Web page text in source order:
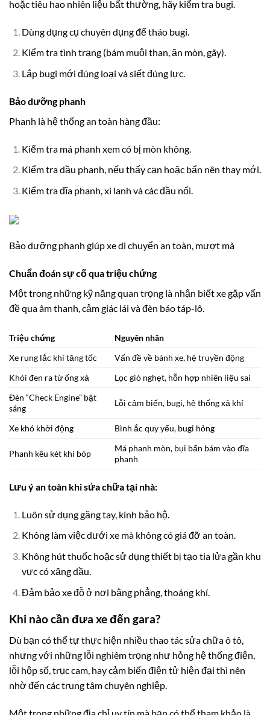
hoặc tiêu hao nhiên liệu bất thường, hãy kiểm tra bugi.
Dùng dụng cụ chuyên dụng để tháo bugi.
Kiểm tra tình trạng (bám muội than, ăn mòn, gãy).
Lắp bugi mới đúng loại và siết đúng lực.
Bảo dưỡng phanh
Phanh là hệ thống an toàn hàng đầu:
Kiểm tra má phanh xem có bị mòn không.
Kiểm tra dầu phanh, nếu thấy cạn hoặc bẩn nên thay mới.
Kiểm tra đĩa phanh, xi lanh và các đầu nối.
Bảo dưỡng phanh giúp xe di chuyển an toàn, mượt mà
Chuẩn đoán sự cố qua triệu chứng
Một trong những kỹ năng quan trọng là nhận biết xe gặp vấn
đề qua âm thanh, cảm giác lái và đèn báo táp-lô.
Triệu chứng
Nguyên nhân
Xe rung lắc khi tăng tốc
Vấn đề về bánh xe, hệ truyền động
Khói đen ra từ ống xả
Lọc gió nghẹt, hỗn hợp nhiên liệu sai
Đèn “Check Engine” bật
sáng
Lỗi cảm biến, bugi, hệ thống xả khí
Xe khó khởi động Bình ắc quy yếu, bugi hỏng
Phanh kêu két khi bóp
Má phanh mòn, bụi bẩn bám vào đĩa
phanh
Lưu ý an toàn khi sửa chữa tại nhà:
Luôn sử dụng găng tay, kính bảo hộ.
Không làm việc dưới xe mà không có giá đỡ an toàn.
Không hút thuốc hoặc sử dụng thiết bị tạo tia lửa gần khu
vực có xăng dầu.
Đảm bảo xe đỗ ở nơi bằng phẳng, thoáng khí.
Khi nào cần đưa xe đến gara?
Dù bạn có thể tự thực hiện nhiều thao tác sửa chữa ô tô,
nhưng với những lỗi nghiêm trọng như hỏng hệ thống điện,
lỗi hộp số, trục cam, hay cảm biến điện tử hiện đại thì nên
nhờ đến các trung tâm chuyên nghiệp.